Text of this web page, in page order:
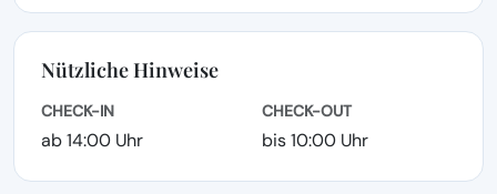
Nützliche Hinweise
CHECK-IN
ab 14:00 Uhr
CHECK-OUT
bis 10:00 Uhr